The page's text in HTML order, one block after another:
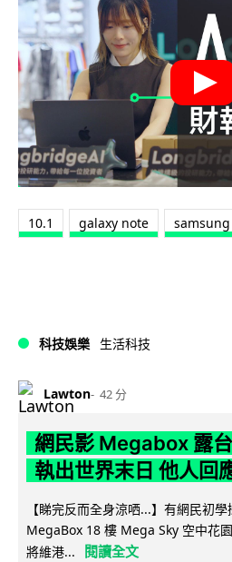
10.1 galaxy note samsung
科技娛樂 生活科技
Lawton 42 分
網民影 Megabox 露
執出世界末日 他人回
【睇完反而全身涼哂...】有網民初
MegaBox 18 樓 Mega Sky 空中花
將維港...
閱讀全文